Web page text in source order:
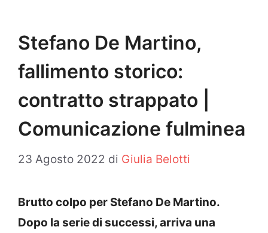
Stefano De Martino,
fallimento storico:
contratto strappato |
Comunicazione fulminea
23 Agosto 2022 di Giulia Belotti
Brutto colpo per Stefano De Martino.
Dopo la serie di successi, arriva una